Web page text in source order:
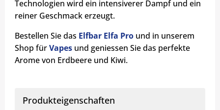
Technologien wird ein intensiverer Dampf und ein
reiner Geschmack erzeugt.
Bestellen Sie das Elfbar Elfa Pro und in unserem
Shop fürVapes und geniessen Sie das perfekte
Arome von Erdbeere und Kiwi.
Produkteigenschaften